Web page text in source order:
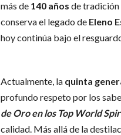
más de 140 años de tradición
conserva el legado de Eleno
hoy continúa bajo el
Actualmente, la quinta
profundo respeto por los
de Oro en los Top World
calidad. Más allá de la